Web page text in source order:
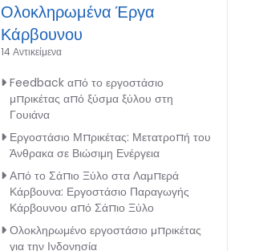
Ολοκληρωμένα Έργα
Κάρβουνου
14 Αντικείμενα
Feedback από το εργοστάσιο
μπρικέτας από ξύσμα ξύλου στη
Γουιάνα
Εργοστάσιο Μπρικέτας: Μετατροπή του
Άνθρακα σε Βιώσιμη Ενέργεια
Από το Σάπιο Ξύλο στα Λαμπερά
Κάρβουνα: Εργοστάσιο Παραγωγής
Κάρβουνου από Σάπιο Ξύλο
Ολοκληρωμένο εργοστάσιο μπρικέτας
για την Ινδονησία